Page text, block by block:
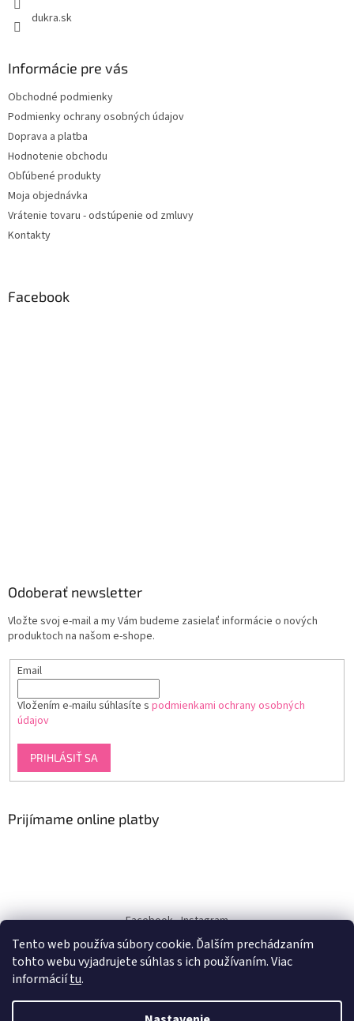
Tento web používa súbory cookie. Ďalším prechádzaním
tohto webu vyjadrujete súhlas s ich používaním. Viac
informáciítu.
dukra.sk
Informácie pre vás
Obchodné podmienky
Podmienky ochrany osobných údajov
Doprava a platba
Hodnotenie obchodu
Obľúbené produkty
Moja objednávka
Vrátenie tovaru - odstúpenie od zmluvy
Kontakty
Facebook
Odoberať newsletter
Vložte svoj e-mail a my Vám budeme zasielať informácie o nových
produktoch na našom e-shope.
Email
Vložením e-mailu súhlasíte s podmienkami ochrany osobných
údajov
PRIHLÁSIŤ SA
Prijímame online platby
Facebook Instagram
dukra-white